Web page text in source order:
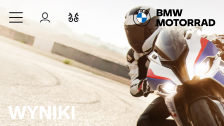
Przejdź do głównej treści
Zaloguj się
WYNIKI